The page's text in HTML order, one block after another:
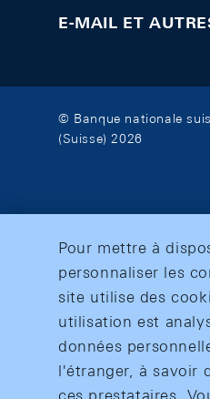
E-MAIL ET
© Banque nationale
(Suisse) 2026
Pour mettre à
personnaliser les
site utilise des
utilisation est
données
l'étranger, à savoir